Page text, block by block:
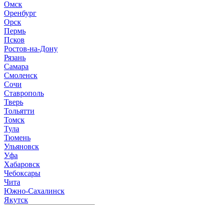
Омск
Оренбург
Орск
Пермь
Псков
Ростов-на-Дону
Рязань
Самара
Смоленск
Сочи
Ставрополь
Тверь
Тольятти
Томск
Тула
Тюмень
Ульяновск
Уфа
Хабаровск
Чебоксары
Чита
Южно-Сахалинск
Якутск